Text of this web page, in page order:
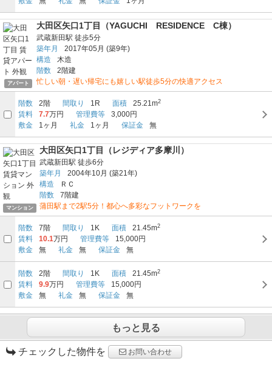
アパート
大田区矢口1丁目（YAGUCHI RESIDENCE C棟）
武蔵新田駅 徒歩5分
築年月
2017年05月 (築9年)
構造
木造
階数
2階建
忙しい朝・遅い帰宅にも嬉しい駅徒歩5分の快適アクセス
階数 2階 間取り 1R 面積 25.21m2
賃料 7.7万円 管理費等
3,000円
敷金
1ヶ月 礼金 1ヶ月 保証金 無
マンション
大田区矢口1丁目（レジディア多摩川）
武蔵新田駅 徒歩6分
築年月
2004年10月 (築21年)
構造
ＲＣ
階数
7階建
蒲田駅まで2駅5分！都心へ多彩なフットワークを
階数 7階 間取り 1K 面積 21.45m2
賃料 10.1万円 管理費等
15,000円
敷金
無 礼金 無 保証金 無
階数 2階 間取り 1K 面積 21.45m2
賃料 9.9万円 管理費等
15,000円
敷金
無 礼金 無 保証金 無
もっと見る
チェックした物件を お問い合わせ